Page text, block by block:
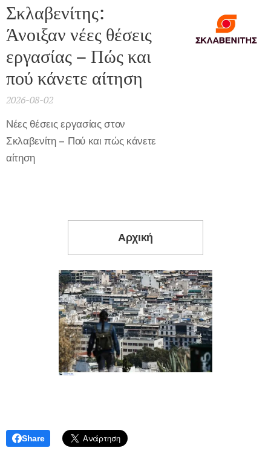
Σκλαβενίτης:
Άνοιξαν νέες θέσεις
εργασίας – Πώς και
πού κάνετε αίτηση
2026-08-02
Νέες θέσεις εργασίας στον
Σκλαβενίτη – Πού και πώς κάνετε
αίτηση
Αρχική
Share